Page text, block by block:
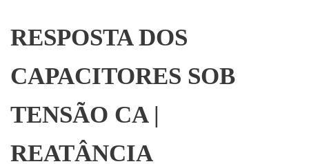
RESPOSTA DOS
CAPACITORES SOB
TENSÃO CA |
REATÂNCIA